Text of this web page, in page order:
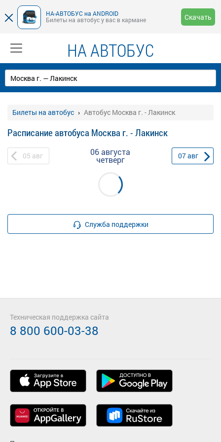
НА-АВТОБУС на ANDROID
Билеты на автобус у вас в кармане
Скачать
НА АВТОБУС
Билеты на автобус Автобус Москва г. - Лакинск
Расписание автобуса Москва г. - Лакинск
05 авг 06 августа
четверг 07авг
Служба поддержки
Техническая поддержка сайта
8 800 600-03-38